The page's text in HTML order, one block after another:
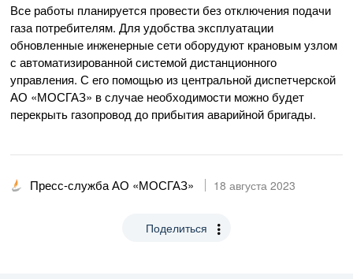
Все работы планируется провести без отключения подачи
газа потребителям. Для удобства эксплуатации
обновленные инженерные сети оборудуют крановым узлом
с автоматизированной системой дистанционного
управления. С его помощью из центральной диспетчерской
АО «МОСГАЗ» в случае необходимости можно будет
перекрыть газопровод до прибытия аварийной бригады.
Пресс-служба АО «МОСГАЗ» 18 августа 2023
Поделиться